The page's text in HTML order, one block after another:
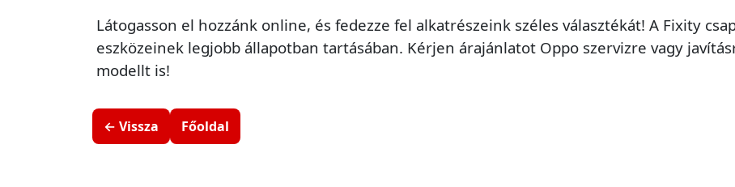
Látogasson el hozzánk online, és fedezze fel alkatrészeink széles választékát! A Fixity
eszközeinek legjobb állapotban tartásában. Kérjen árajánlatot Oppo szervizre vagy
modellt is!
← Vissza Főoldal